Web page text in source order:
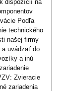
dispozícií na
Podľa
technického
našej firmy
a uvádzať do
a inú
Zvieracie
zariadenia